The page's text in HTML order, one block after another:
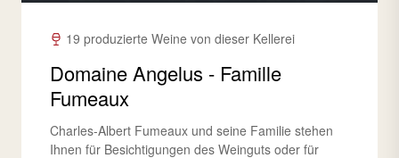
19 produzierte Weine von dieser Kellerei
Domaine Angelus - Famille
Fumeaux
Charles-Albert Fumeaux und seine Familie stehen
Ihnen für Besichtigungen des Weinguts oder für